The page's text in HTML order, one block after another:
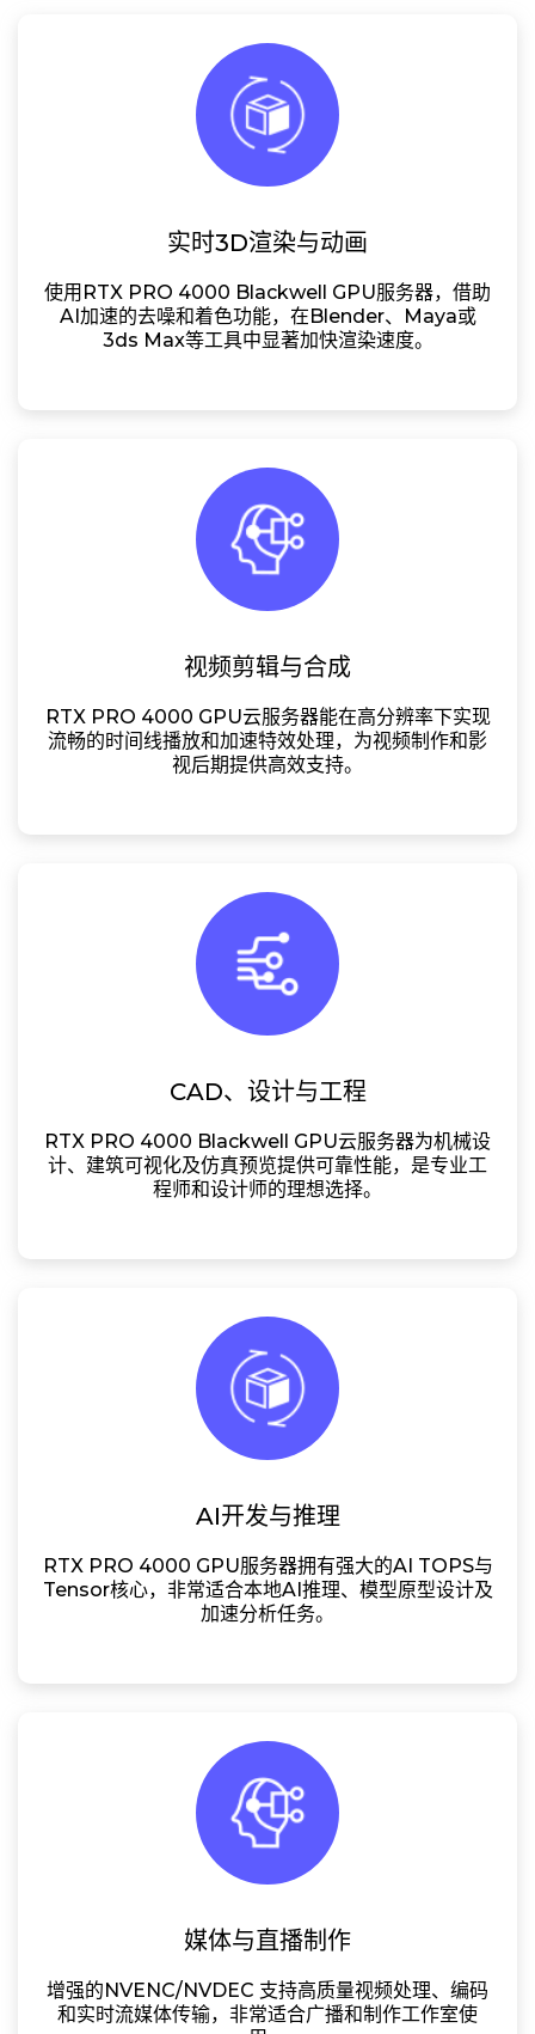
实时3D渲染与动画
使用RTX PRO 4000 Blackwell GPU服务器，借助
AI加速的去噪和着色功能，在Blender、Maya或
3ds Max等工具中显著加快渲染速度。
视频剪辑与合成
RTX PRO 4000 GPU云服务器能在高分辨率下实现
流畅的时间线播放和加速特效处理，为视频制作和影
视后期提供高效支持。
CAD、设计与工程
RTX PRO 4000 Blackwell GPU云服务器为机械设
计、建筑可视化及仿真预览提供可靠性能，是专业工
程师和设计师的理想选择。
AI开发与推理
RTX PRO 4000 GPU服务器拥有强大的AI TOPS与
Tensor核心，非常适合本地AI推理、模型原型设计及
加速分析任务。
媒体与直播制作
增强的NVENC/NVDEC 支持高质量视频处理、编码
和实时流媒体传输，非常适合广播和制作工作室使